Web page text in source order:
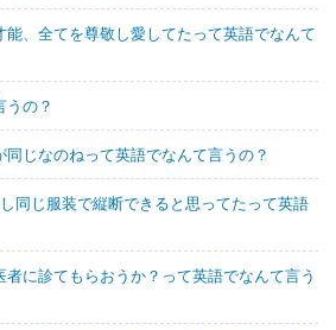
、全てを尊敬し愛してたって英語でなんて
うの？
じなのねって英語でなんて言うの？
同じ服装で縦断できると思ってたって英語
に診てもらおうか？って英語でなんて言う